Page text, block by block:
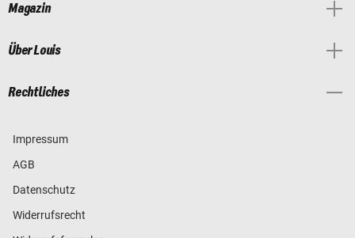
Magazin
Über Louis
Rechtliches
Impressum
AGB
Datenschutz
Widerrufsrecht